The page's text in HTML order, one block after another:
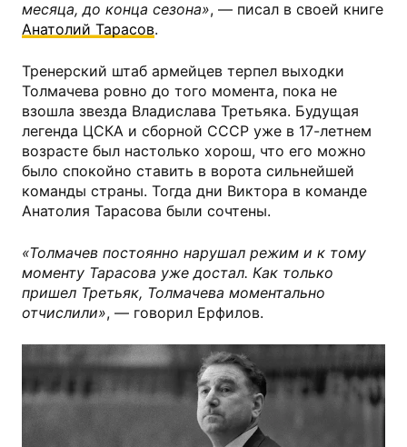
месяца, до конца сезона», — писал в своей книге
Анатолий Тарасов.
Тренерский штаб армейцев терпел выходки
Толмачева ровно до того момента, пока не
взошла звезда Владислава Третьяка. Будущая
легенда ЦСКА и сборной СССР уже в 17-летнем
возрасте был настолько хорош, что его можно
было спокойно ставить в ворота сильнейшей
команды страны. Тогда дни Виктора в команде
Анатолия Тарасова были сочтены.
«Толмачев постоянно нарушал режим и к тому
моменту Тарасова уже достал. Как только
пришел Третьяк, Толмачева моментально
отчислили», — говорил Ерфилов.